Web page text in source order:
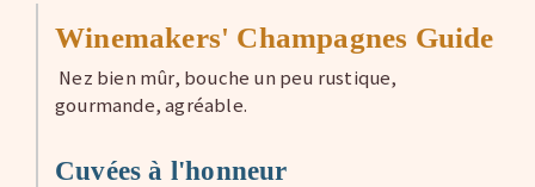
Winemakers' Champagnes Guide
Nez bien mûr, bouche un peu rustique,
gourmande, agréable.
Cuvées à l'honneur